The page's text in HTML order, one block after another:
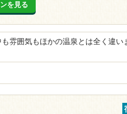
を見る
雰囲気もほかの温泉とは全く違い